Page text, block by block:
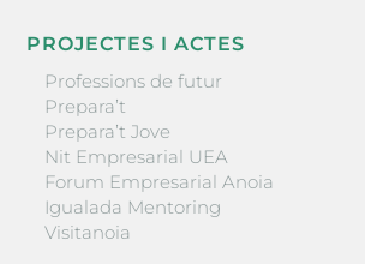
PROJECTES I ACTES
Professions de futur
Prepara’t
Prepara’t Jove
Nit Empresarial UEA
Forum Empresarial Anoia
Igualada Mentoring
Visitanoia